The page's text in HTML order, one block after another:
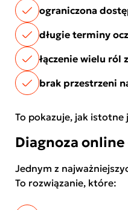
ograniczona
długie terminy
łączenie wielu ról
brak przestrzeni
To pokazuje, jak
Diagnoza
Jednym z
To rozwiązanie, które: